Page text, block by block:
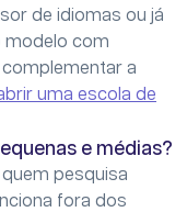
de idiomas ou já
modelo com
complementar a
uma escola de
e médias?
pesquisa
fora dos